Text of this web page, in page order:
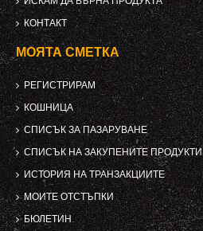
КОНТАКТ
МОЯТА СМЕТКА
РЕГИСТРИРАМ
КОШНИЦА
СПИСЪК ЗА ПАЗАРУВАНЕ
СПИСЪК НА ЗАКУПЕНИТЕ ПРОДУКТИ
ИСТОРИЯ НА ТРАНЗАКЦИИТЕ
МОИТЕ ОТСТЪПКИ
БЮЛЕТИН